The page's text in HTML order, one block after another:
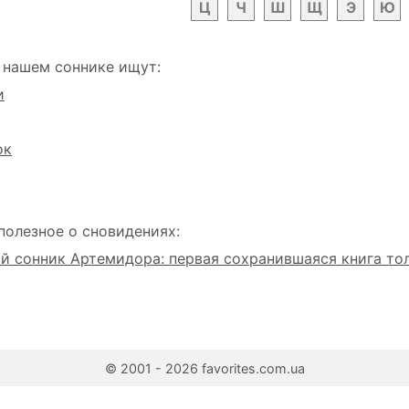
Ц Ч Ш Щ Э Ю
соннике ищут:
о сновидениях:
сонник Артемидора: первая сохранившаяся книга
© 2001 - 2026 favorites.com.ua